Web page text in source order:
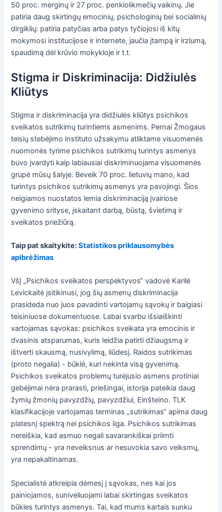
50 proc. merginų ir 27 proc. penkiolikmečių vaikinų. Jie
patiria daug skirtingų emocinių, psichologinių bei socialinių
dirgiklių: patiria patyčias arba patys tyčiojosi iš kitų
mokymosi institucijose ir internete, jaučia įtampą ir irzlumą,
spaudimą dėl krūvio mokykloje ir t.t.
Stigma ir Diskriminacija: Didžiulės
Kliūtys
Stigma ir diskriminacija yra didžiulės kliūtys psichikos
sveikatos sutrikimų turintiems asmenims. Pernai Žmogaus
teisių stebėjimo instituto užsakymu atliktame visuomenės
nuomonės tyrime psichikos sutrikimų turintys asmenys
buvo įvardyti kaip labiausiai diskriminuojama visuomenės
grupė mūsų šalyje. Beveik 70 proc. lietuvių mano, kad
turintys psichikos sutrikimų asmenys yra pavojingi. Šios
neigiamos nuostatos lemia diskriminaciją įvairiose
gyvenimo srityse, įskaitant darbą, būstą, švietimą ir
sveikatos priežiūrą.
Taip pat skaitykite:Statistikos priklausomybės
apibrėžimas
VšĮ „Psichikos sveikatos perspektyvos“ vadovė Karilė
Levickaitė įsitikinusi, jog šių asmenų diskriminacija
prasideda nuo juos pavadinti vartojamų sąvokų ir baigiasi
teisiniuose dokumentuose. Labai svarbu išsiaiškinti
vartojamas sąvokas: psichikos sveikata yra emocinis ir
dvasinis atsparumas, kuris leidžia patirti džiaugsmą ir
ištverti skausmą, nusivylimą, liūdesį. Raidos sutrikimas
(proto negalia) - būklė, kuri nekinta visą gyvenimą.
Psichikos sveikatos problemų turėjusio asmens protiniai
gebėjimai nėra prarasti, priešingai, istorija pateikia daug
žymių žmonių pavyzdžių, pavyzdžiui, Einšteino. TLK
klasifikacijoje vartojamas terminas „sutrikimas“ apima daug
platesnį spektrą nei psichikos liga. Psichikos sutrikimas
nereiškia, kad asmuo negali savarankiškai priimti
sprendimų - yra neveiksnus ar nesuvokia savo veiksmų,
yra nepakaltinamas.
Specialistė atkreipia dėmesį į sąvokas, nes kai jos
painiojamos, suniveliuojami labai skirtingas sveikatos
būkles turintys asmenys. Tai, kad mums kartais sunku